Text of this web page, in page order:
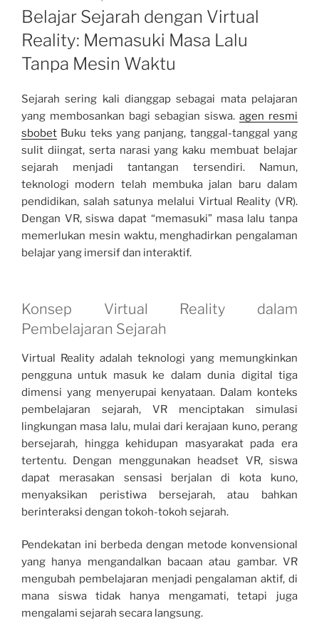
ON
Belajar Sejarah dengan Virtual
Reality: Memasuki Masa Lalu
Tanpa Mesin Waktu
Sejarah sering kali dianggap sebagai mata pelajaran
yang membosankan bagi sebagian siswa. agen resmi
sbobet Buku teks yang panjang, tanggal-tanggal yang
sulit diingat, serta narasi yang kaku membuat belajar
sejarah menjadi tantangan tersendiri. Namun,
teknologi modern telah membuka jalan baru dalam
pendidikan, salah satunya melalui Virtual Reality (VR).
Dengan VR, siswa dapat “memasuki” masa lalu tanpa
memerlukan mesin waktu, menghadirkan pengalaman
belajar yang imersif dan interaktif.
Konsep Virtual Reality dalam
Pembelajaran Sejarah
Virtual Reality adalah teknologi yang memungkinkan
pengguna untuk masuk ke dalam dunia digital tiga
dimensi yang menyerupai kenyataan. Dalam konteks
pembelajaran sejarah, VR menciptakan simulasi
lingkungan masa lalu, mulai dari kerajaan kuno, perang
bersejarah, hingga kehidupan masyarakat pada era
tertentu. Dengan menggunakan headset VR, siswa
dapat merasakan sensasi berjalan di kota kuno,
menyaksikan peristiwa bersejarah, atau bahkan
berinteraksi dengan tokoh-tokoh sejarah.
Pendekatan ini berbeda dengan metode konvensional
yang hanya mengandalkan bacaan atau gambar. VR
mengubah pembelajaran menjadi pengalaman aktif, di
mana siswa tidak hanya mengamati, tetapi juga
mengalami sejarah secara langsung.